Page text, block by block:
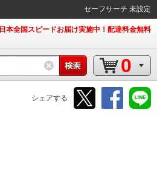
セーフサーチ 未設定
日本全国スピードお届け実施中！配達料金無料
0
シェアする